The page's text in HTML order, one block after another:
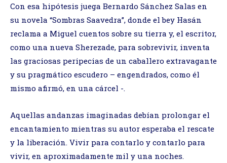
Con esa hipótesis juega Bernardo Sánchez Salas en
su novela “Sombras Saavedra”, donde el bey Hasán
reclama a Miguel cuentos sobre su tierra y, el escritor,
como una nueva Sherezade, para sobrevivir, inventa
las graciosas peripecias de un caballero extravagante
y su pragmático escudero – engendrados, como él
mismo afirmó, en una cárcel -.
Aquellas andanzas imaginadas debían prolongar el
encantamiento mientras su autor esperaba el rescate
y la liberación. Vivir para contarlo y contarlo para
vivir, en aproximadamente mil y una noches.